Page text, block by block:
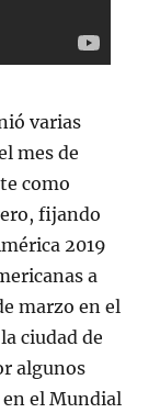
varias
mes de
como
fijando
2019
a
marzo en el
ciudad de
algunos
el Mundial